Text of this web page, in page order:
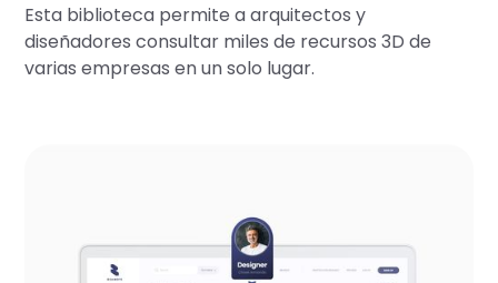
Esta biblioteca permite a arquitectos y
diseñadores consultar miles de recursos 3D de
varias empresas en un solo lugar.